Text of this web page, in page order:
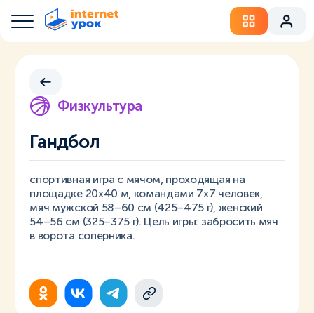
Физкультура
Гандбол
спортивная игра с мячом, проходящая на
площадке 20х40 м, командами 7х7 человек,
мяч мужской 58–60 см (425–475 г), женский
54–56 см (325–375 г). Цель игры: забросить мяч
в ворота соперника.